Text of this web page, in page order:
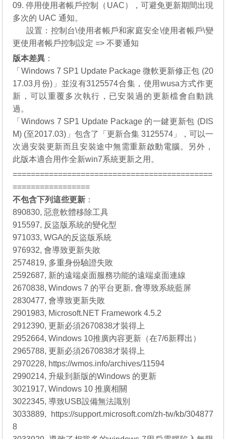
09. 停用使用者帳戶控制（UAC），可避免更新期間出現
多次的 UAC 通知。
設置：控制台\使用者帳戶和家庭安全\使用者帳戶\變
更使用者帳戶控制設定 => 不要通知
版本差異 ：
「 Windows 7 SP1 Update Package 微軟更新修正包 (20
17.03月份) 」並沒有3125574合集，使用wusa方式作更
新，可以重覆多次執行，已安裝過的更新檔會自動跳
過。
「Windows 7 SP1 Update Package 的一鍵更新包 (DIS
M) (至2017.03) 」包含了「更新合集 3125574」，可以一
次過安裝更新而且安裝途中無需重新啟動電腦。另外，
此版本適合用作全新win7系統更新之用。
============================================
=================
不包含下列這些更新 ：
890830, 惡意軟體移除工具
915597, 反盜版系統的變化型
971033, WGA的反盜版系統
976932, 會導致更新失敗
2574819, 多重身份驗證失敗
2592687, 新的遠端桌面服務功能的遠端桌面連線
2670838, Windows 7 的平台更新, 會導致系統藍屏
2830477, 會導致更新失敗
2901983, Microsoft.NET Framework 4.5.2
2912390, 更新必須2670838才裝得上
2952664, Windows 10推廣內容更新（在7/6新釋出）
2965788, 更新必須2670838才裝得上
2970228, https://wmos.info/archives/11594
2990214, 升級到新版的Windows 的更新
3021917, Windows 10 推廣相關
3022345, 導致USB設備無法識別
3033889, https://support.microsoft.com/zh-tw/kb/304877
8